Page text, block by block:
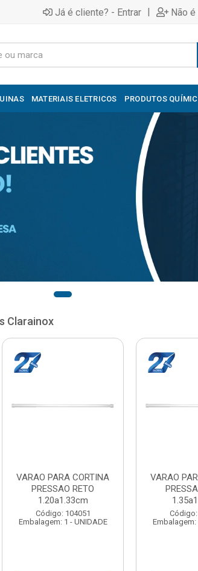
Já é cliente? - Entrar | Não
MATERIAIS ELETRICOS PRODUTOS
Clarainox
VARAO PARA CORTINA
PRESSAO RETO
1.35a1.48cm
Código: 104060
Embalagem: 1 - UNIDADE
VARAO
Embalagem: